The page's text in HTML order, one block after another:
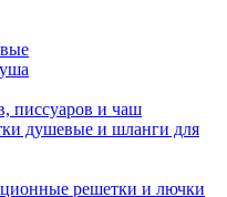
писсуаров и чаш
душевые и шланги для
решетки и лючки